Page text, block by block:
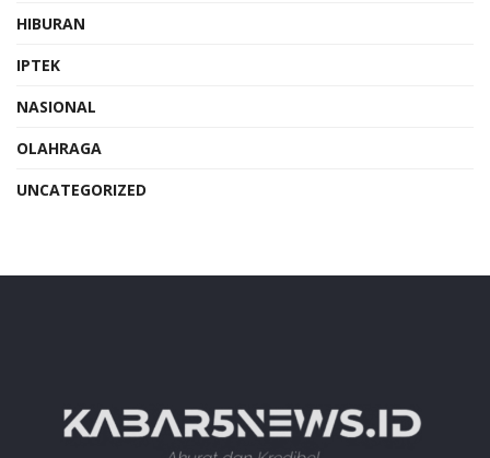
HIBURAN
IPTEK
NASIONAL
OLAHRAGA
UNCATEGORIZED